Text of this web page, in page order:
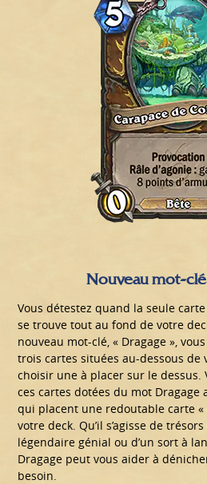
Nouveau mot-clé
Vous détestez quand la seule
se trouve tout au fond de votre
nouveau mot-clé, « Dragage »,
trois cartes situées au-dessous de
choisir une à placer sur le dessus.
ces cartes dotées du mot Dragage
qui placent une redoutable carte
votre deck. Qu’il s’agisse de
légendaire génial ou d’un sort à
Dragage peut vous aider à
besoin.